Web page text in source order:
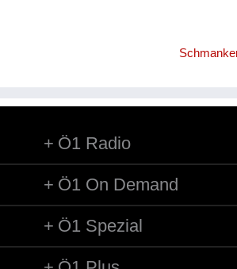
Ö1 Radio
Ö1 On Demand
Ö1 Spezial